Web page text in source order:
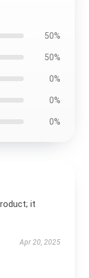
50%
50%
0%
0%
0%
it
Apr 20, 2025